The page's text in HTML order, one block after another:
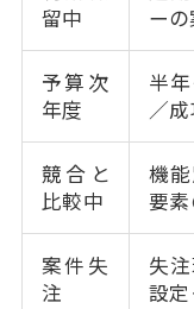
留中
ー
予算次
年度
半
／
競合と
比較中
機
要
案件失
注
失
設